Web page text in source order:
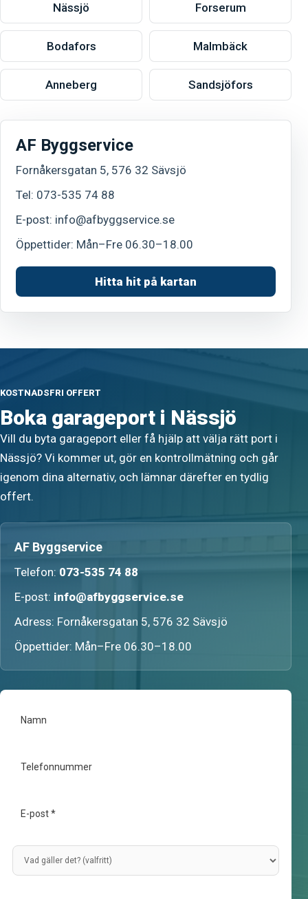
Nässjö Forserum
Bodafors Malmbäck
Anneberg Sandsjöfors
AF Byggservice
Fornåkersgatan 5, 576 32 Sävsjö
Tel: 073-535 74 88
E-post: info@afbyggservice.se
Öppettider: Mån–Fre 06.30–18.00
Hitta hit på kartan
KOSTNADSFRI OFFERT
Boka garageport i Nässjö
Vill du byta garageport eller få hjälp att välja rätt port i
Nässjö? Vi kommer ut, gör en kontrollmätning och går
igenom dina alternativ, och lämnar därefter en tydlig
offert.
AF Byggservice
Telefon: 073-535 74 88
E-post: info@afbyggservice.se
Adress: Fornåkersgatan 5, 576 32 Sävsjö
Öppettider: Mån–Fre 06.30–18.00